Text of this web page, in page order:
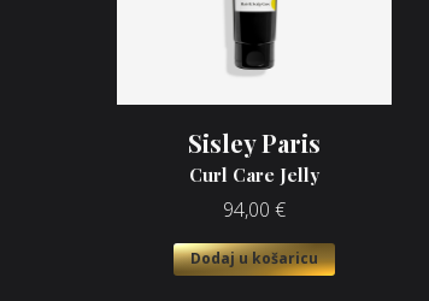
Sisley Paris
Curl Care Jelly
94,00 €
Dodaj u košaricu